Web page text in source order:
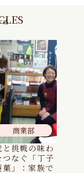
め
商業部
と挑戦の味わ
つなぐ「丁子
菓」：家族で